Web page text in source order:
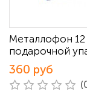
Металлофон 12
подарочной
360 руб